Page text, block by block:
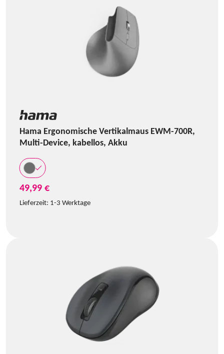
Hama Ergonomische Vertikalmaus EWM-700R,
Multi-Device, kabellos, Akku
49,99 €
Lieferzeit: 1-3 Werktage